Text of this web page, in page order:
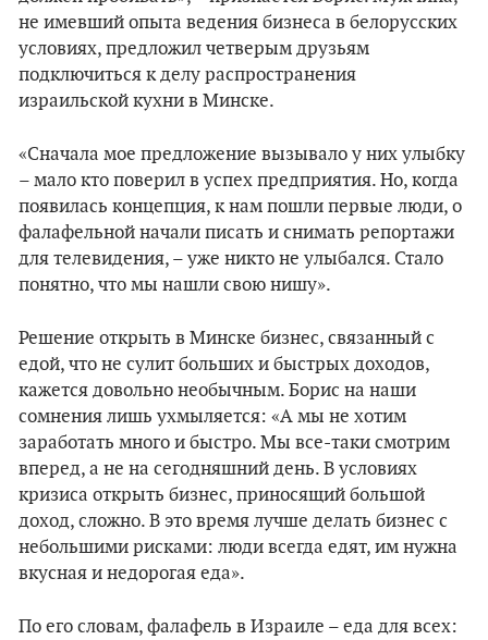
не имевший опыта ведения бизнеса в белорусских
условиях, предложил четверым друзьям
подключиться к делу распространения
израильской кухни в Минске.
«Сначала мое предложение вызывало у них улыбку
– мало кто поверил в успех предприятия. Но, когда
появилась концепция, к нам пошли первые люди, о
фалафельной начали писать и снимать репортажи
для телевидения, – уже никто не улыбался. Стало
понятно, что мы нашли свою нишу».
Решение открыть в Минске бизнес, связанный с
едой, что не сулит больших и быстрых доходов,
кажется довольно необычным. Борис на наши
сомнения лишь ухмыляется: «А мы не хотим
заработать много и быстро. Мы все-таки смотрим
вперед, а не на сегодняшний день. В условиях
кризиса открыть бизнес, приносящий большой
доход, сложно. В это время лучше делать бизнес с
небольшими рисками: люди всегда едят, им нужна
вкусная и недорогая еда».
По его словам, фалафель в Израиле – еда для всех: